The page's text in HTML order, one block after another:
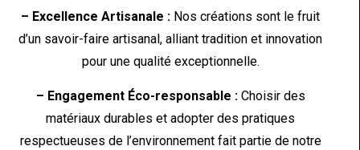
– Excellence Artisanale : Nos créations sont le fruit
d’un savoir-faire artisanal, alliant tradition et innovation
pour une qualité exceptionnelle.
– Engagement Éco-responsable :Choisir des
matériaux durables et adopter des pratiques
respectueuses de l’environnement fait partie de notre